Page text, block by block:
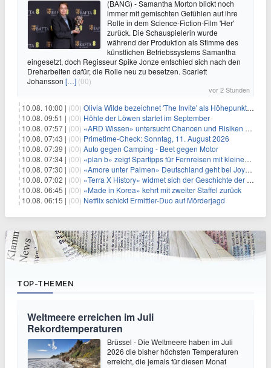
(BANG) - Samantha Morton blickt noch
immer mit gemischten Gefühlen auf ihre
Rolle in dem Science-Fiction-Film 'Her'
zurück. Die Schauspielerin wurde
während der Produktion als Stimme des
künstlichen Betriebssystems Samantha
eingesetzt, doch Regisseur Spike Jonze entschied sich nach den
Dreharbeiten dafür, die Rolle neu zu besetzen. Scarlett
Johansson […] (00)
vor 2 Stunden
10.08. 10:00 | (00) Olivia Wilde bezeichnet 'The Invite' als Höhepunkt ihrer Karriere
10.08. 09:51 | (00) Höhle der Löwen startet im September
10.08. 07:57 | (00) «ARD Wissen» untersucht Chancen und Risiken moderner Drohnen
10.08. 07:43 | (00) Primetime-Check: Sonntag, 11. August 2026
10.08. 07:39 | (00) Auto gegen Camping - Beet gegen Motor
10.08. 07:34 | (00) «plan b» zeigt Spartipps für Fernreisen mit kleinem Budget
10.08. 07:30 | (00) «Amore unter Palmen» Deutschland geht bei Joyn weiter
10.08. 07:02 | (00) «Terra X History» widmet sich der Geschichte der deutschen Vereine
10.08. 06:45 | (00) «Made in Korea» kehrt mit zweiter Staffel zurück
10.08. 06:15 | (00) Netflix schickt Ermittler-Duo auf Mörderjagd
TOP-THEMEN
Weltmeere erreichen im Juli
Rekordtemperaturen
Brüssel - Die Weltmeere haben im Juli
2026 die bisher höchsten Temperaturen
erreicht, die jemals für diesen Monat